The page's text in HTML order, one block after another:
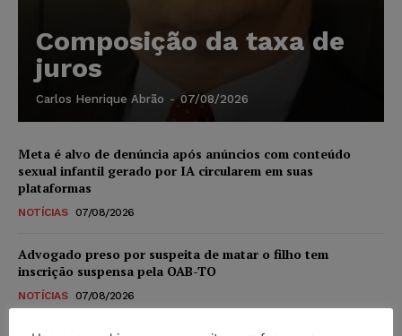
Composição da taxa de
juros
Carlos Henrique Abrão - 07/08/2026
Meta é alvo de denúncia após anúncios com conteúdo
sexual infantil gerado por IA circularem em suas
plataformas
NOTÍCIAS 07/08/2026
Advogado preso por suspeita de matar o filho tem
inscrição suspensa pela OAB-TO
NOTÍCIAS 07/08/2026